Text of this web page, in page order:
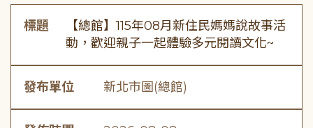
標題
【總館】115年08月新住民媽媽說故事活
動，歡迎親子一起體驗多元閱讀文化~
發布單位 新北市圖(總館)